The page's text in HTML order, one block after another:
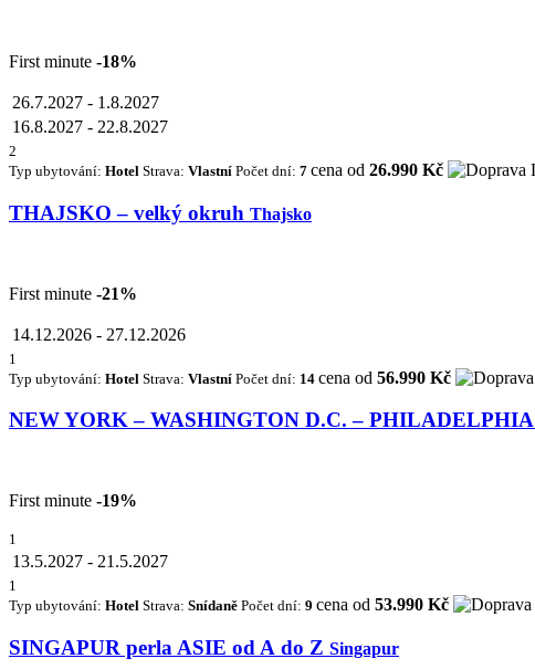
First minute -18%
26.7.2027 - 1.8.2027
16.8.2027 - 22.8.2027
2
Typ ubytování: Hotel Strava: Vlastní Počet dní: 7 cena od 26.990 Kč
THAJSKO – velký okruh Thajsko
First minute -21%
14.12.2026 - 27.12.2026
1
Typ ubytování: Hotel Strava: Vlastní Počet dní: 14 cena od 56.990 Kč
NEW YORK – WASHINGTON D.C. – PHILADELPHIA
First minute -19%
1
13.5.2027 - 21.5.2027
1
Typ ubytování: Hotel Strava: Snídaně Počet dní: 9 cena od 53.990 Kč
SINGAPUR perla ASIE od A do Z Singapur